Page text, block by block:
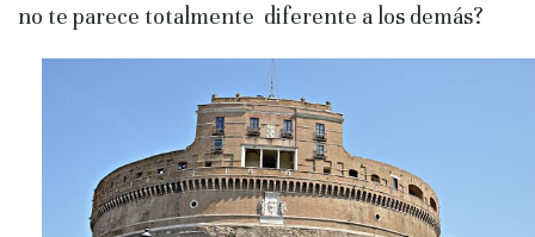
no te parece totalmente diferente a los demás?